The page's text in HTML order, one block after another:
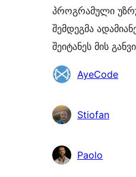
პროგრამული
შემდეგმა
შეიტანეს მის
მონაწილეები
AyeCode
Stiofan
Paolo